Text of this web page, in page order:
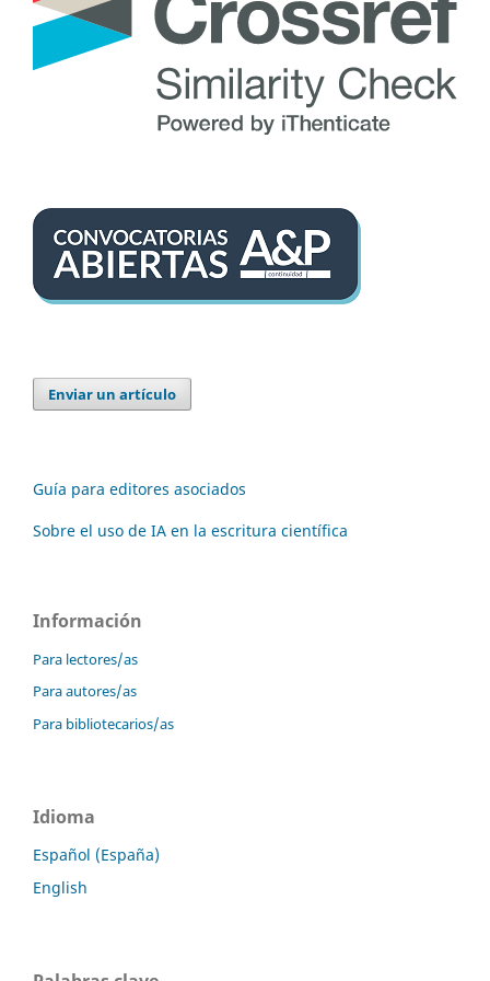
Enviar un artículo
Guía para editores asociados
Sobre el uso de IA en la escritura científica
Información
Para lectores/as
Para autores/as
Para bibliotecarios/as
Idioma
Español (España)
English